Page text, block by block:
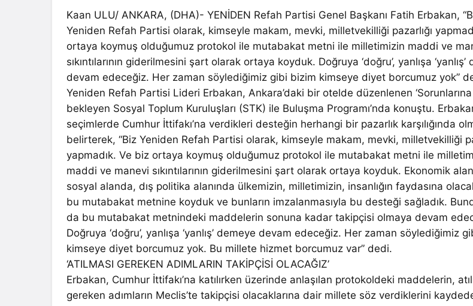
Kaan ULU/ ANKARA, (DHA)- YENİDEN Refah Partisi Genel Başkanı Fatih Erbakan,
Yeniden Refah Partisi olarak, kimseyle makam, mevki, milletvekilliği pazarlığı
ortaya koymuş olduğumuz protokol ile mutabakat metni ile milletimizin maddi ve
sıkıntılarının giderilmesini şart olarak ortaya koyduk. Doğruya ‘doğru’, yanlışa ‘yanlış’
devam edeceğiz. Her zaman söylediğimiz gibi bizim kimseye diyet borcumuz yok”
Yeniden Refah Partisi Lideri Erbakan, Ankara’daki bir otelde düzenlenen
bekleyen Sosyal Toplum Kuruluşları (STK) ile Buluşma Programı’nda konuştu.
seçimlerde Cumhur İttifakı’na verdikleri desteğin herhangi bir pazarlık karşılığında
belirterek, “Biz Yeniden Refah Partisi olarak, kimseyle makam, mevki, milletvekilliği
yapmadık. Ve biz ortaya koymuş olduğumuz protokol ile mutabakat metni ile
maddi ve manevi sıkıntılarının giderilmesini şart olarak ortaya koyduk. Ekonomik
sosyal alanda, dış politika alanında ülkemizin, milletimizin, insanlığın faydasına
bu mutabakat metnine koyduk ve bunların imzalanmasıyla bu desteği sağladık.
da bu mutabakat metnindeki maddelerin sonuna kadar takipçisi olmaya devam
Doğruya ‘doğru’, yanlışa ‘yanlış’ demeye devam edeceğiz. Her zaman söylediğimiz
kimseye diyet borcumuz yok. Bu millete hizmet borcumuz var” dedi.
‘ATILMASI GEREKEN ADIMLARIN TAKİPÇİSİ OLACAĞIZ’
Erbakan, Cumhur İttifakı’na katılırken üzerinde anlaşılan protokoldeki maddelerin,
gereken adımların Meclis’te takipçisi olacaklarına dair millete söz verdiklerini